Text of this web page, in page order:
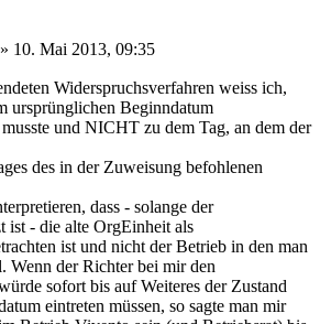
» 10. Mai 2013, 09:35
Widerspruchsverfahren weiss ich,
ursprünglichen Beginndatum
und NICHT zu dem Tag, an dem der
des in der Zuweisung befohlenen
dass - solange der
ist - die alte OrgEinheit als
ist und nicht der Betrieb in den man
Wenn der Richter bei mir den
sofort bis auf Weiteres der Zustand
eintreten müssen, so sagte man mir